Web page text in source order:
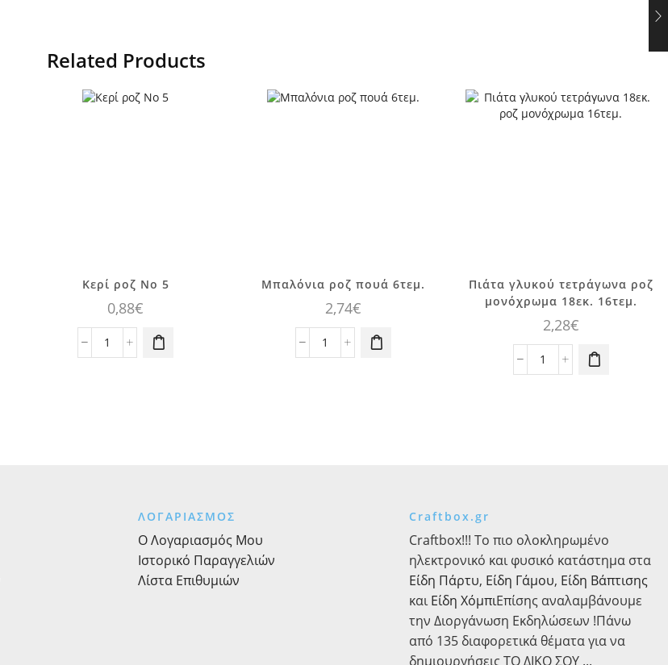
Related Products
Κερί ροζ Νο 5
0,88€
Κερί
Μπαλόνια ροζ πουά 6τεμ.
2,74€
Μπαλόνια
Πιάτα γλυκού τετράγωνα ροζ
μονόχρωμα 18εκ. 16τεμ.
2,28€
Πιάτα
ΛΟΓΑΡΙΑΣΜΟΣ
Ο Λογαριασμός Μου
Ιστορικό Παραγγελιών
Λίστα Επιθυμιών
Craftbox.gr
Craftbox!!! Το πιο ολοκληρωμένο
ηλεκτρονικό και φυσικό κατάστημα στα
Είδη Πάρτυ, Είδη Γάμου, Είδη Βάπτισης
και Είδη ΧόμπιΕπίσης αναλαμβάνουμε
την Διοργάνωση Εκδηλώσεων !Πάνω
από 135 διαφορετικά θέματα για να
δημιουργήσεις ΤΟ ΔΙΚΟ ΣΟΥ ...